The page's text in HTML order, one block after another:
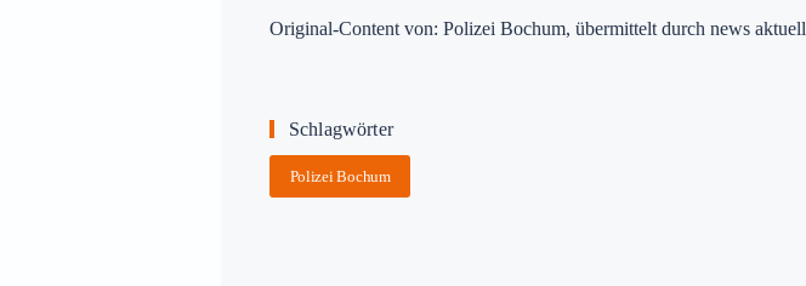
Original-Content von: Polizei Bochum, übermittelt durch news aktuell
Schlagwörter
Polizei Bochum